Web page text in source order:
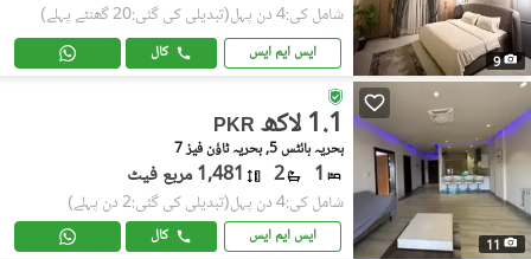
9
شامل کی:4 دن پہل (تبدیلی کی گئی:20 گھنٹے پہلے)
ایس ایم ایس کال
11
PKR 1.1 لاکھ
بحریہ ہائٹس 5, بحریہ ٹاؤن فیز 7
1
2 1,481 مربع فیٹ
شامل کی:4 دن پہل (تبدیلی کی گئی:2 دن پہلے)
ایس ایم ایس کال